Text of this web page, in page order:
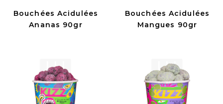
Bouchées Acidulées
Ananas 90gr
Bouchées Acidulées
Mangues 90gr